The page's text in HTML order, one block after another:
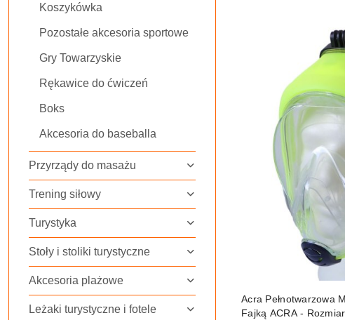
Koszykówka
Pozostałe akcesoria sportowe
Gry Towarzyskie
Rękawice do ćwiczeń
Boks
Akcesoria do baseballa
Przyrządy do masażu
Trening siłowy
Turystyka
Stoły i stoliki turystyczne
Akcesoria plażowe
Leżaki turystyczne i fotele
Acra Pełnotwarzowa
Fajką ACRA -